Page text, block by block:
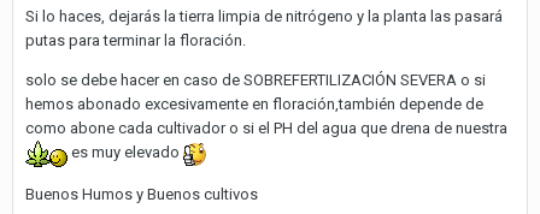
Si lo haces, dejarás la tierra limpia de nitrógeno y la planta las pasará
putas para terminar la floración.
solo se debe hacer en caso de SOBREFERTILIZACIÓN SEVERA o si
hemos abonado excesivamente en floración,también depende de
como abone cada cultivador o si el PH del agua que drena de nuestra
es muy elevado
Buenos Humos y Buenos cultivos